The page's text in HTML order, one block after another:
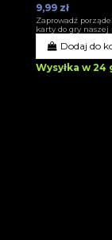
9,99 zł
Zaprowadź
karty do gry naszej
Dodaj do
Wysyłka w 24